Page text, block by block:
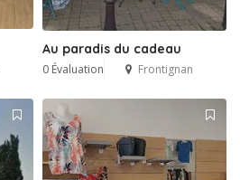
Au paradis du cadeau
0 Évaluation Frontignan